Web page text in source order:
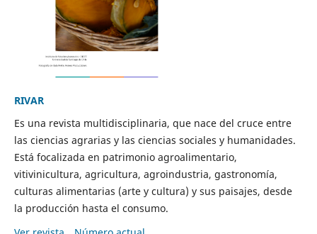
RIVAR
Es una revista multidisciplinaria, que nace del cruce entre
las ciencias agrarias y las ciencias sociales y humanidades.
Está focalizada en patrimonio agroalimentario,
vitivinicultura, agricultura, agroindustria, gastronomía,
culturas alimentarias (arte y cultura) y sus paisajes, desde
la producción hasta el consumo.